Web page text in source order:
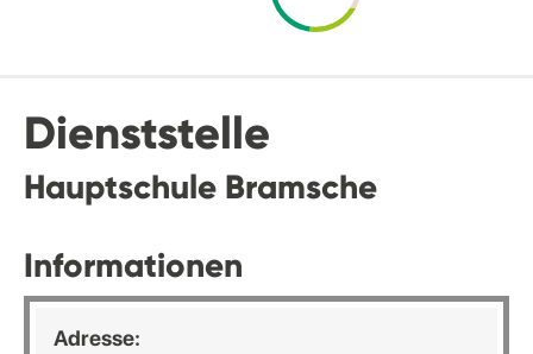
Dienststelle
Hauptschule Bramsche
Informationen
Adresse: